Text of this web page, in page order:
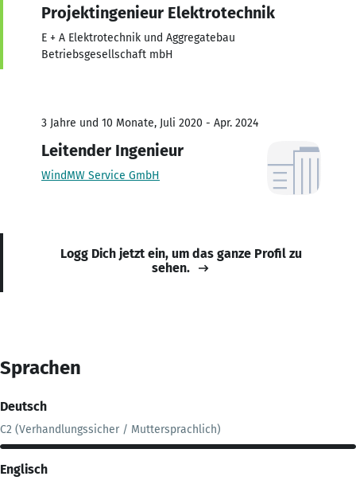
Projektingenieur Elektrotechnik
E + A Elektrotechnik und Aggregatebau
Betriebsgesellschaft mbH
3 Jahre und 10 Monate, Juli 2020 - Apr. 2024
Leitender Ingenieur
WindMW Service GmbH
Logg Dich jetzt ein, um das ganze Profil zu
sehen.
Sprachen
Deutsch
C2 (Verhandlungssicher / Muttersprachlich)
Englisch